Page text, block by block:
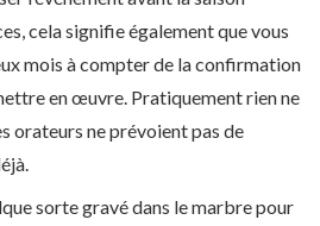
cela signifie également que vous
mois à compter de la confirmation
en œuvre. Pratiquement rien ne
orateurs ne prévoient pas de
sorte gravé dans le marbre pour